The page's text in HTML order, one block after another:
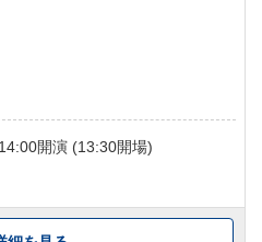
14:00開演 (13:30開場)